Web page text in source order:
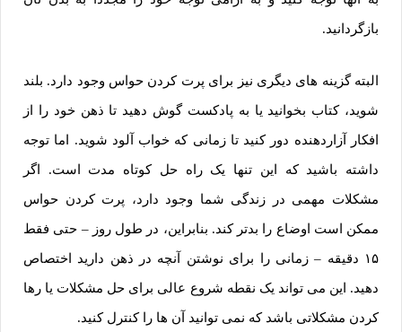
بازگردانید.
البته گزینه های دیگری نیز برای پرت کردن حواس وجود دارد. بلند
شوید، کتاب بخوانید یا به پادکست گوش دهید تا ذهن خود را از
افکار آزاردهنده دور کنید تا زمانی که خواب آلود شوید. اما توجه
داشته باشید که این تنها یک راه حل کوتاه مدت است. اگر
مشکلات مهمی در زندگی شما وجود دارد، پرت کردن حواس
ممکن است اوضاع را بدتر کند. بنابراین، در طول روز – حتی فقط
۱۵ دقیقه – زمانی را برای نوشتن آنچه در ذهن دارید اختصاص
دهید. این می تواند یک نقطه شروع عالی برای حل مشکلات یا رها
کردن مشکلاتی باشد که نمی توانید آن ها را کنترل کنید.